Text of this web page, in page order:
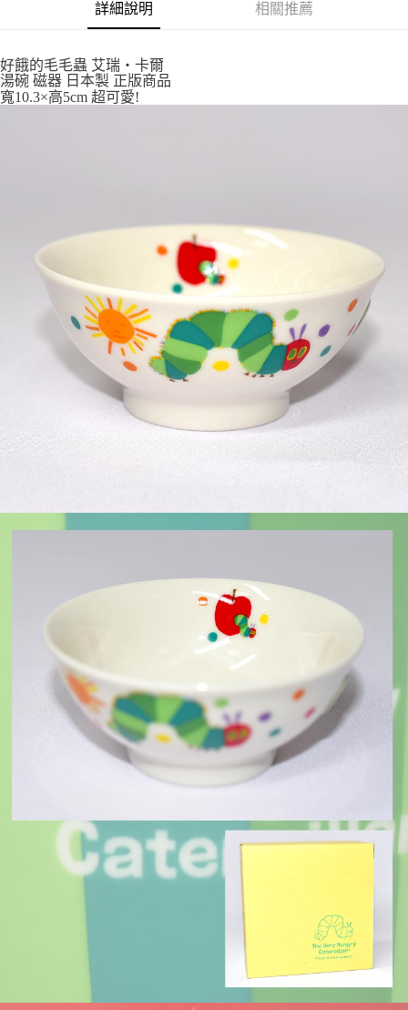
每筆NT$65，滿NT$999(含以上)免運費
每筆NT$65，滿NT$999(含以上)免運費
付款後7-11取貨
詳細說明 相關推薦
好餓的毛毛蟲 艾瑞‧卡爾
湯碗 磁器 日本製 正版商品
寬10.3×高5cm 超可愛!